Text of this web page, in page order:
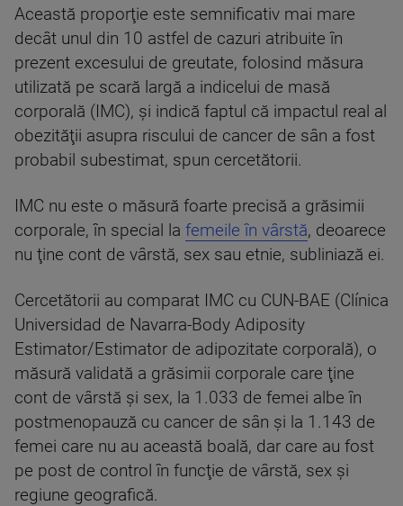
Această proporţie este semnificativ mai mare
decât unul din 10 astfel de cazuri atribuite în
prezent excesului de greutate, folosind măsura
utilizată pe scară largă a indicelui de masă
corporală (IMC), şi indică faptul că impactul real al
obezităţii asupra riscului de cancer de sân a fost
probabil subestimat, spun cercetătorii.
IMC nu este o măsură foarte precisă a grăsimii
corporale, în special la femeile în vârstă, deoarece
nu ţine cont de vârstă, sex sau etnie, subliniază ei.
Cercetătorii au comparat IMC cu CUN-BAE (Clínica
Universidad de Navarra-Body Adiposity
Estimator/Estimator de adipozitate corporală), o
măsură validată a grăsimii corporale care ţine
cont de vârstă şi sex, la 1.033 de femei albe în
postmenopauză cu cancer de sân şi la 1.143 de
femei care nu au această boală, dar care au fost
pe post de control în funcţie de vârstă, sex şi
regiune geografică.